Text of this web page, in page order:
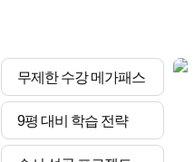
무제한 수강 메가패스
9평 대비 학습 전략